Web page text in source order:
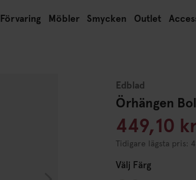
Förvaring Möbler Smycken Outlet
Edblad
Örhängen
449,10
Tidigare lägsta pris:
Välj Färg